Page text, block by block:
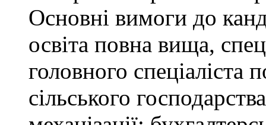
Основні вимоги до
освіта повна вища,
головного спеціаліста
сільського